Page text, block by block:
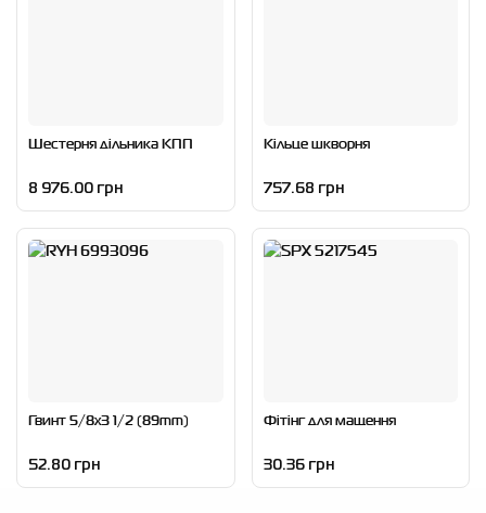
Шестерня дільника КПП
8 976.00 грн
Кільце шкворня
757.68 грн
Гвинт 5/8x3 1/2 (89mm)
52.80 грн
Фітінг для мащення
30.36 грн